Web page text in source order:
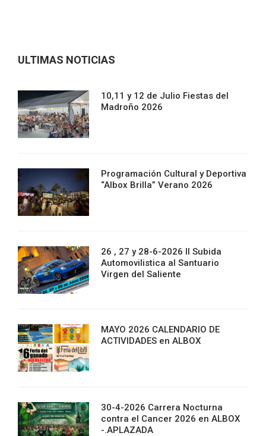
ULTIMAS NOTICIAS
10,11 y 12 de Julio Fiestas del
Madroño 2026
Programación Cultural y Deportiva
“Albox Brilla” Verano 2026
26 , 27 y 28-6-2026 II Subida
Automovilistica al Santuario
Virgen del Saliente
MAYO 2026 CALENDARIO DE
ACTIVIDADES en ALBOX
30-4-2026 Carrera Nocturna
contra el Cancer 2026 en ALBOX
-.APLAZADA